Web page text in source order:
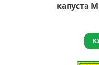
капуста